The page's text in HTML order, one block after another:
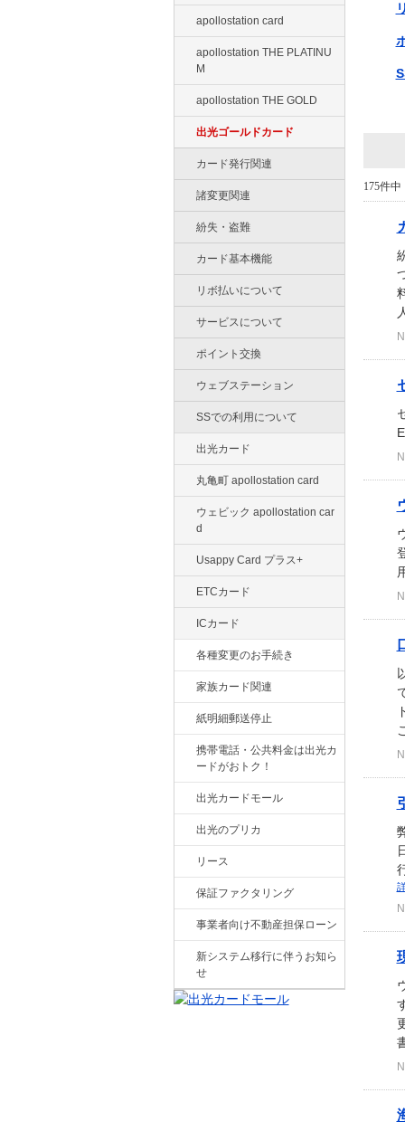
apollostation card
apollostation THE PLATINU
M
apollostation THE GOLD
出光ゴールドカード
カード発行関連
諸変更関連
紛失・盗難
カード基本機能
リボ払いについて
サービスについて
ポイント交換
ウェブステーション
SSでの利用について
出光カード
丸亀町 apollostation card
ウェビック apollostation car
d
Usappy Card プラス+
ETCカード
ICカード
各種変更のお手続き
家族カード関連
紙明細郵送停止
携帯電話・公共料金は出光カ
ードがおトク！
出光カードモール
出光のプリカ
リース
保証ファクタリング
事業者向け不動産担保ローン
新システム移行に伴うお知ら
せ
175件中